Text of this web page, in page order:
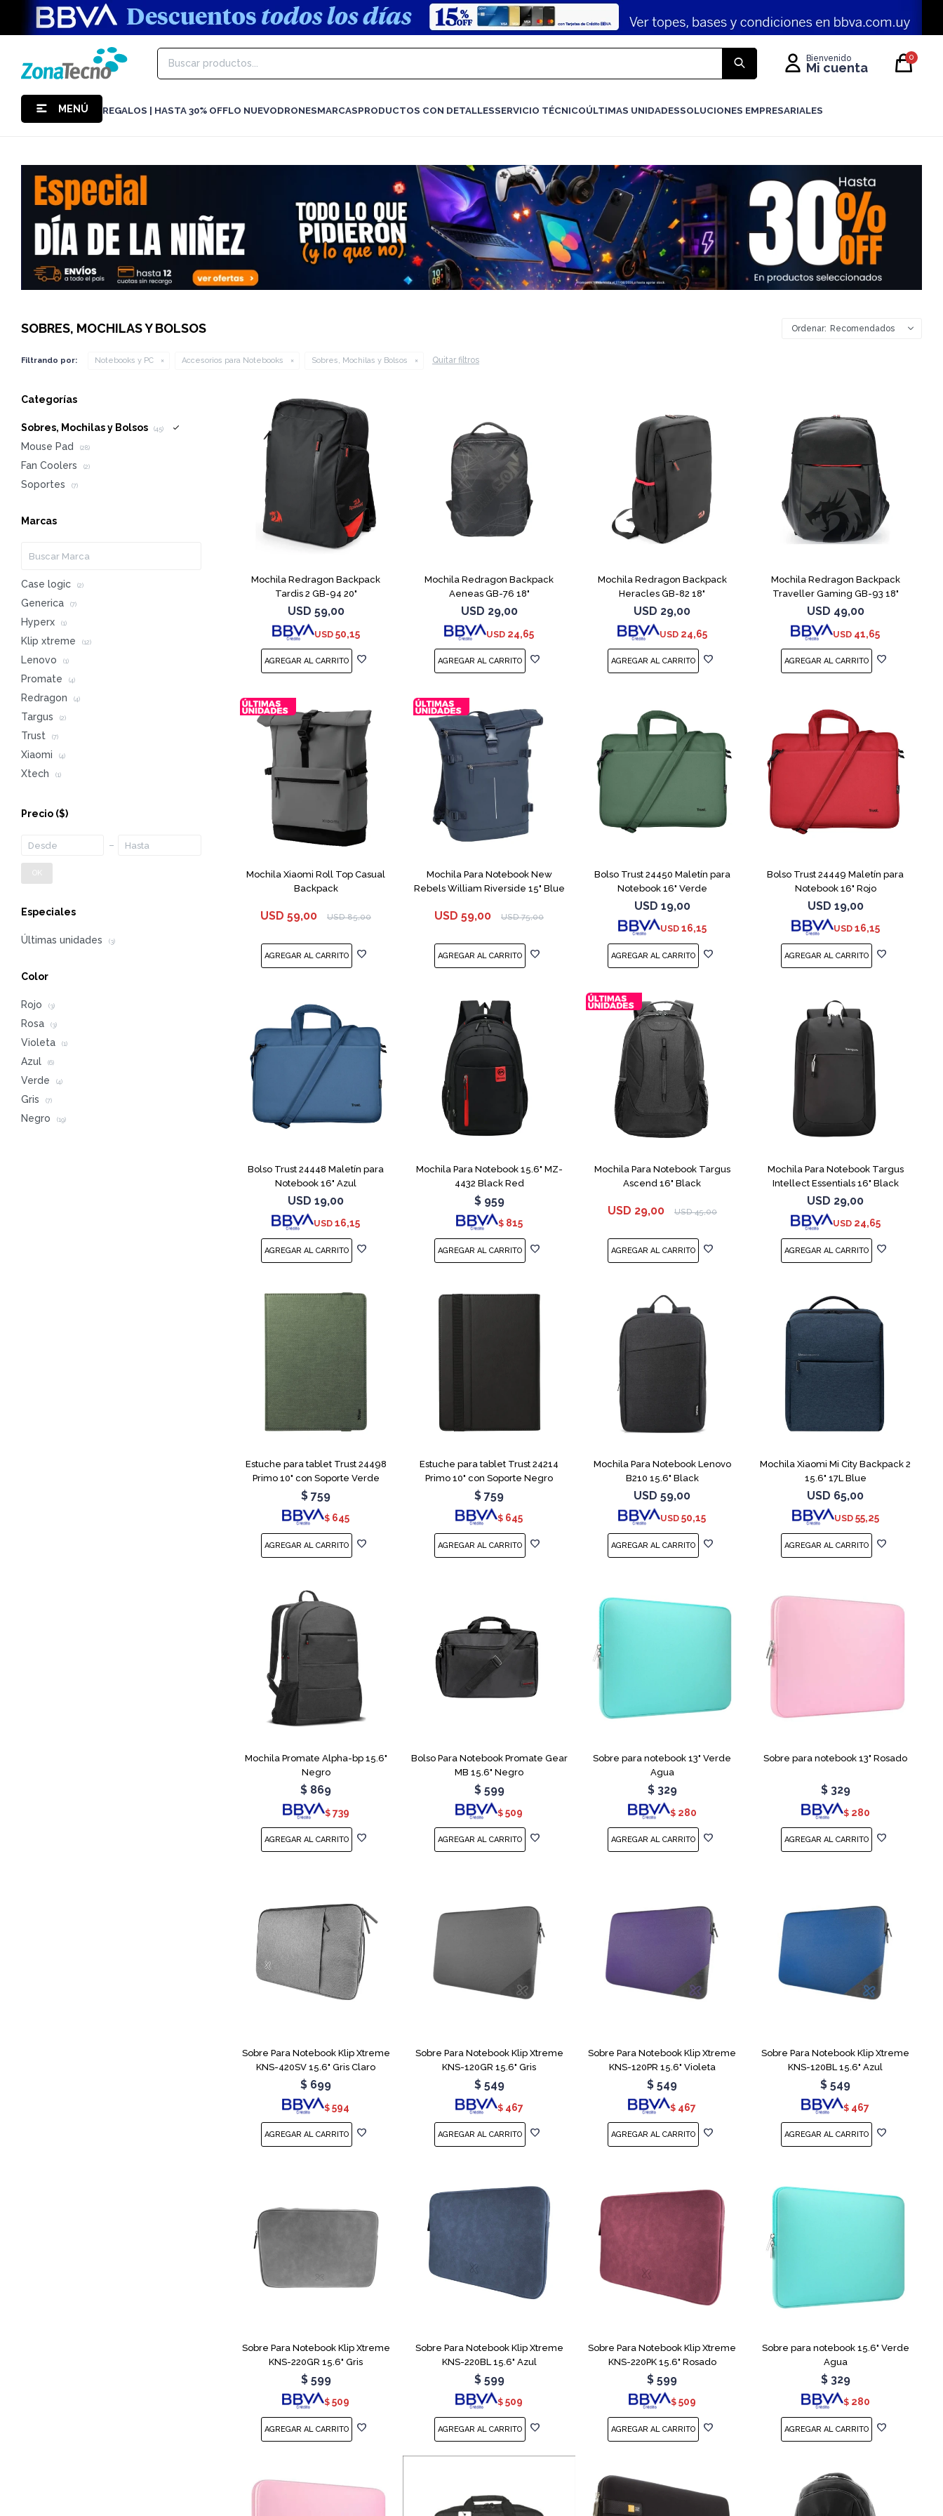
MENÚ REGALOS | HASTA 30% OFFLO NUEVODRONESMARCASPRODUCTOS CON DETALLESSERVICIO TÉCNICOÚLTIMAS UNIDADESSOLUCIONES EMPRESARIALES
0
SOBRES, MOCHILAS Y BOLSOS Recomendados
Filtrando por: Notebooks y PC Accesorios para Notebooks Sobres, Mochilas y Bolsos Quitar filtros
Mochila Redragon Backpack
Tardis 2 GB-94 20"
USD 59,00
USD 50,15
Mochila Redragon Backpack
Aeneas GB-76 18"
USD 29,00
USD 24,65
Mochila Redragon Backpack
Heracles GB-82 18"
USD 29,00
USD 24,65
Mochila Redragon Backpack
Traveller Gaming GB-93 18"
USD 49,00
USD 41,65
Mochila Xiaomi Roll Top Casual
Backpack
USD 59,00 USD 85,00
Mochila Para Notebook New
Rebels William Riverside 15" Blue
USD 59,00 USD 75,00
Bolso Trust 24450 Maletín para
Notebook 16" Verde
USD 19,00
USD 16,15
Bolso Trust 24449 Maletín para
Notebook 16" Rojo
USD 19,00
USD 16,15
Bolso Trust 24448 Maletín para
Notebook 16" Azul
USD 19,00
USD 16,15
Mochila Para Notebook 15.6" MZ-
4432 Black Red
$ 959
$ 815
Mochila Para Notebook Targus
Ascend 16" Black
USD 29,00 USD 45,00
Mochila Para Notebook Targus
Intellect Essentials 16" Black
USD 29,00
USD 24,65
Estuche para tablet Trust 24498
Primo 10" con Soporte Verde
$ 759
$ 645
Estuche para tablet Trust 24214
Primo 10" con Soporte Negro
$ 759
$ 645
Mochila Para Notebook Lenovo
B210 15.6" Black
USD 59,00
USD 50,15
Mochila Xiaomi Mi City Backpack 2
15.6" 17L Blue
USD 65,00
USD 55,25
Mochila Promate Alpha-bp 15.6"
Negro
$ 869
$ 739
Bolso Para Notebook Promate Gear
MB 15.6" Negro
$ 599
$ 509
Sobre para notebook 13" Verde
Agua
$ 329
$ 280
Sobre para notebook 13" Rosado
$ 329
$ 280
Sobre Para Notebook Klip Xtreme
KNS-420SV 15.6" Gris Claro
$ 699
$ 594
Sobre Para Notebook Klip Xtreme
KNS-120GR 15.6" Gris
$ 549
$ 467
Sobre Para Notebook Klip Xtreme
KNS-120PR 15.6" Violeta
$ 549
$ 467
Sobre Para Notebook Klip Xtreme
KNS-120BL 15.6" Azul
$ 549
$ 467
Sobre Para Notebook Klip Xtreme
KNS-220GR 15.6" Gris
$ 599
$ 509
Sobre Para Notebook Klip Xtreme
KNS-220BL 15.6" Azul
$ 599
$ 509
Sobre Para Notebook Klip Xtreme
KNS-220PK 15.6" Rosado
$ 599
$ 509
Sobre para notebook 15.6" Verde
Agua
$ 329
$ 280
Categorías
Sobres, Mochilas y Bolsos (45)
Mouse Pad (28)
Fan Coolers (2)
Soportes (7)
Marcas
Case logic (2)
Generica (7)
Hyperx (1)
Klip xtreme (12)
Lenovo (1)
Promate (4)
Redragon (4)
Targus (2)
Trust (7)
Xiaomi (4)
Xtech (1)
Precio ($)
OK
Especiales
Últimas unidades (3)
Color
Rojo (3)
Rosa (3)
Violeta (1)
Azul (6)
Verde (4)
Gris (7)
Negro (19)